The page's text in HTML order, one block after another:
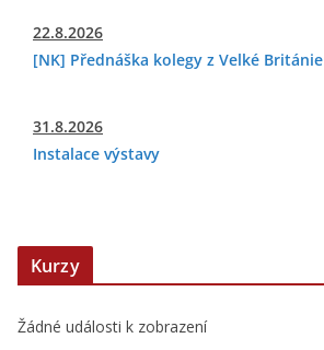
22.8.2026
[NK] Přednáška kolegy z Velké Británie
31.8.2026
Instalace výstavy
Kurzy
Žádné události k zobrazení